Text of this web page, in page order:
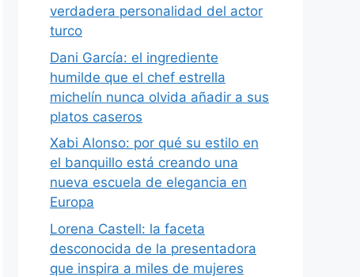
verdadera personalidad del actor
turco
Dani García: el ingrediente
humilde que el chef estrella
michelín nunca olvida añadir a sus
platos caseros
Xabi Alonso: por qué su estilo en
el banquillo está creando una
nueva escuela de elegancia en
Europa
Lorena Castell: la faceta
desconocida de la presentadora
que inspira a miles de mujeres